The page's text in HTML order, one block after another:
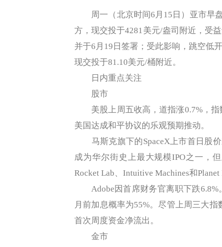
周一（北京时间6月15日）亚市早盘
方，现交投于4281美元/盎司附近，受
并于6月19日签署；受此影响，跳空低
现交投于81.10美元/桶附近。
日内重点关注
股市
美股上周五收高，道指涨0.7%，指
美国达成和平协议的乐观预期推动。
马斯克旗下的SpaceX上市首日股价
成为华尔街史上最大规模IPO之一，
Rocket Lab、Intuitive Machines和
Adobe因首席财务官离职下跌6.8%
月前加息概率为55%。尽管上周三大
首次周度资金净流出。
金市